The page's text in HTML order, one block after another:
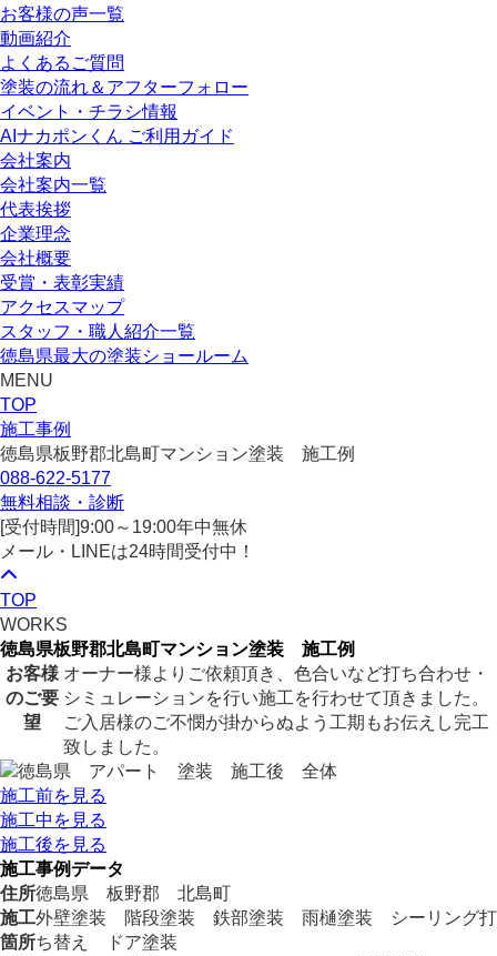
お客様の声一覧
動画紹介
よくあるご質問
塗装の流れ＆アフターフォロー
イベント・チラシ情報
AIナカポンくん ご利用ガイド
会社案内
会社案内一覧
代表挨拶
企業理念
会社概要
受賞・表彰実績
アクセスマップ
スタッフ・職人紹介一覧
徳島県最大の塗装ショールーム
MENU
TOP
施工事例
徳島県板野郡北島町マンション塗装 施工例
088-622-5177
無料相談・診断
[受付時間]9:00～19:00年中無休
メール・LINEは24時間受付中！
TOP
WORKS
徳島県板野郡北島町マンション塗装 施工例
お客様
のご要
望
オーナー様よりご依頼頂き、色合いなど打ち合わせ・
シミュレーションを行い施工を行わせて頂きました。
ご入居様のご不憫が掛からぬよう工期もお伝えし完工
致しました。
施工前を見る
施工中を見る
施工後を見る
施工事例データ
住所徳島県 板野郡 北島町
施工
箇所
外壁塗装 階段塗装 鉄部塗装 雨樋塗装 シーリング打
ち替え ドア塗装